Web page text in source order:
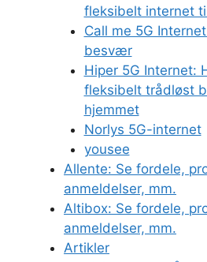
fleksibelt internet
Call me 5G
besvær
Hiper 5G Internet:
fleksibelt trådløst
hjemmet
Norlys 5G-internet
yousee
Allente: Se fordele,
anmeldelser, mm.
Altibox: Se fordele,
anmeldelser, mm.
Artikler